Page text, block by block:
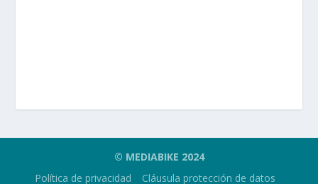
© MEDIABIKE 2024
Política de privacidad
Cláusula protección de datos